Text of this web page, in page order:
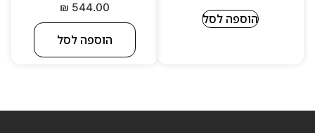
הוספה לסל
₪ 544.00
הוספה לסל